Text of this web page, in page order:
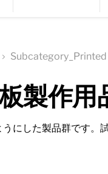
製作用
にした製品群です。